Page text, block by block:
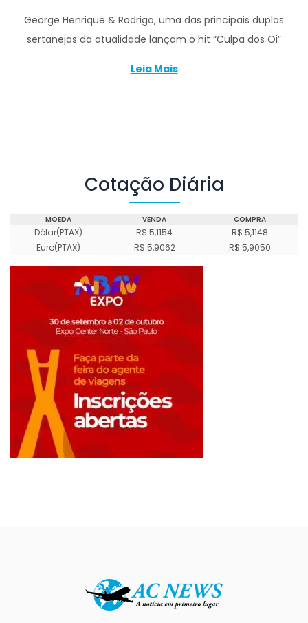
George Henrique & Rodrigo, uma das principais duplas
sertanejas da atualidade lançam o hit “Culpa dos Oi”
Leia Mais
Cotação Diária
MOEDA VENDA COMPRA
Dólar(PTAX) R$ 5,1154
R$ 5,1148
Euro(PTAX)
R$ 5,9062 R$ 5,9050